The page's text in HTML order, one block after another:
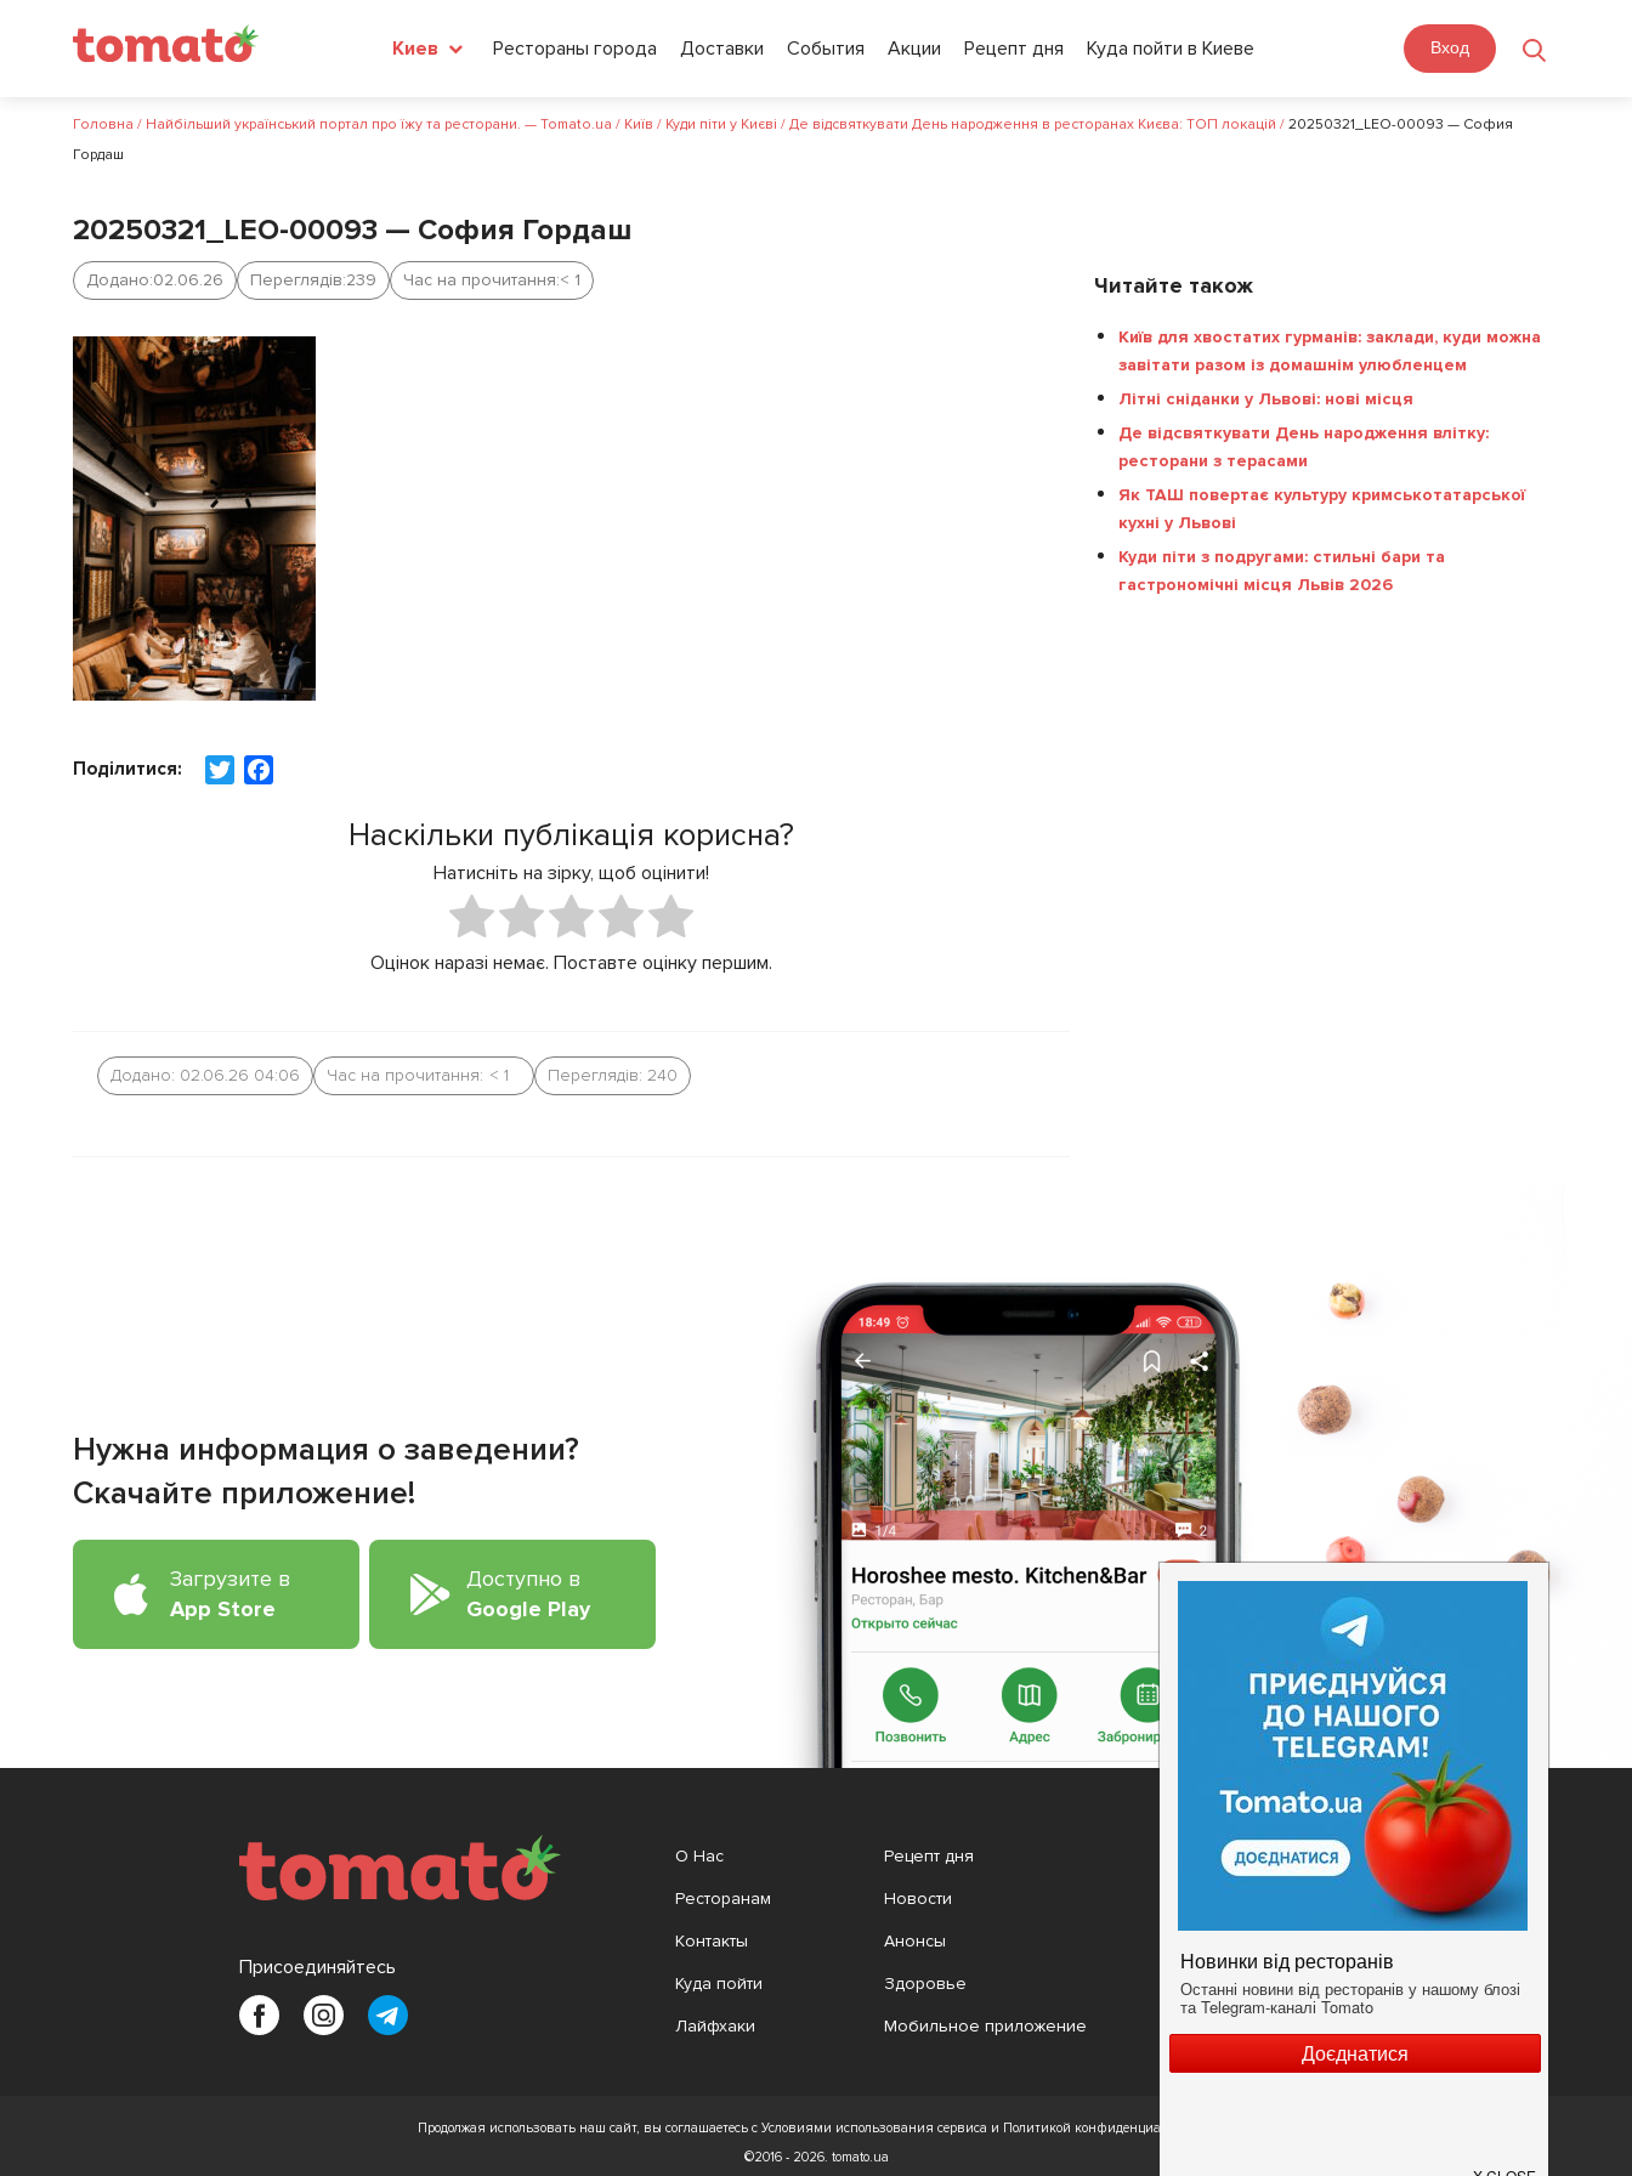
Киев Рестораны города Доставки События Акции Рецепт дня Куда пойти в Киеве Вход
Головна / Найбільший український портал про їжу та ресторани. — Tomato.ua / Київ / Куди піти у Києві / Де відсвяткувати День народження в ресторанах Києва: ТОП локацій / 20250321_LEO-00093 — София
Гордаш
20250321_LEO-00093 — София Гордаш
Додано:02.06.26 Переглядів:239 Час на прочитання:< 1
Поділитися:
Наскільки публікація корисна?
Натисніть на зірку, щоб оцінити!
Оцінок наразі немає. Поставте оцінку першим.
Додано: 02.06.26 04:06 Час на прочитання: < 1 Переглядів: 240
Читайте також
Київ для хвостатих гурманів: заклади, куди можна
завітати разом із домашнім улюбленцем
Літні сніданки у Львові: нові місця
Де відсвяткувати День народження влітку:
ресторани з терасами
Як ТАШ повертає культуру кримськотатарської
кухні у Львові
Куди піти з подругами: стильні бари та
гастрономічні місця Львів 2026
Нужна информация о заведении?
Скачайте приложение!
Загрузите в
App Store
Доступно в
Google Play
Присоединяйтесь
О Нас
Ресторанам
Контакты
Куда пойти
Лайфхаки
Рецепт дня
Новости
Анонсы
Здоровье
Мобильное приложение
Добавить заведение
Условия
Продолжая использовать наш сайт, вы соглашаетесь с Условиями использования сервиса и Политикой конфиденциальности.
©2016 - 2026. tomato.ua